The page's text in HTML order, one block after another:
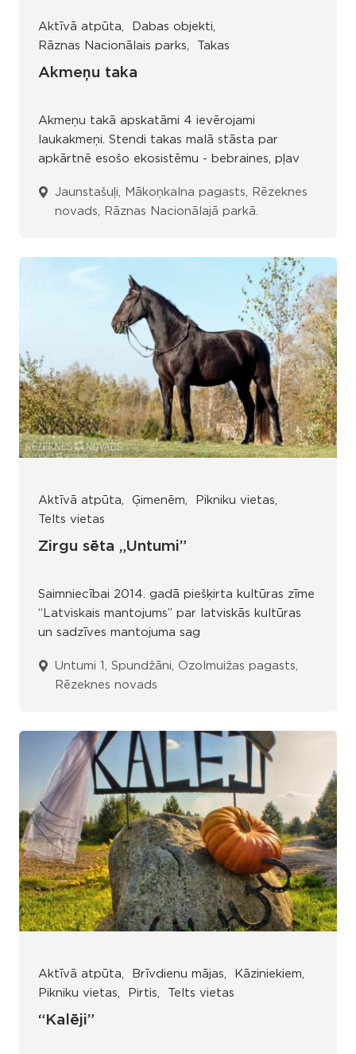
Aktīvā atpūta
Dabas objekti
Rāznas Nacionālais parks
Takas
Akmeņu taka
Akmeņu takā apskatāmi 4 ievērojami
laukakmeņi. Stendi takas malā stāsta par
apkārtnē esošo ekosistēmu - bebraines, pļav
Jaunstašuļi, Mākoņkalna pagasts, Rēzeknes
novads, Rāznas Nacionālajā parkā.
Aktīvā atpūta Ģimenēm
Pikniku vietas
Telts vietas
Zirgu sēta „Untumi”
Saimniecībai 2014. gadā piešķirta kultūras zīme
“Latviskais mantojums” par latviskās kultūras
un sadzīves mantojuma sag
Untumi 1, Spundžāni, Ozolmuižas pagasts,
Rēzeknes novads
Aktīvā atpūta Brīvdienu mājas
Kāziniekiem
Pikniku vietas
Pirtis Telts vietas
“Kalēji”